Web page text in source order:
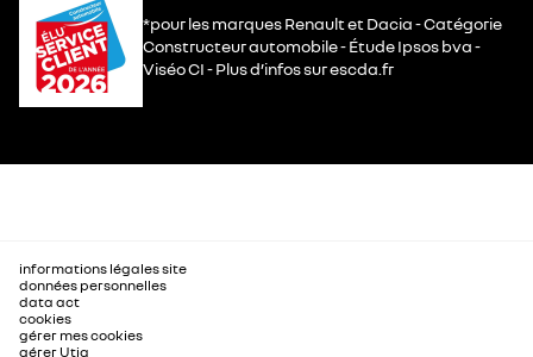
*pour les marques Renault et Dacia - Catégorie
Constructeur automobile - Étude Ipsos bva -
Viséo CI - Plus d’infos sur escda.fr
informations légales site
données personnelles
data act
cookies
gérer mes cookies
gérer Utiq